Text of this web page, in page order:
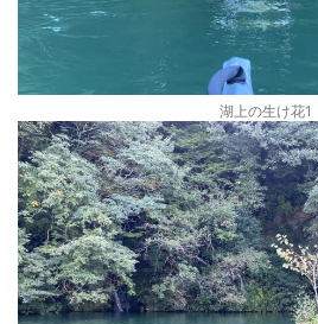
湖上の生け花1